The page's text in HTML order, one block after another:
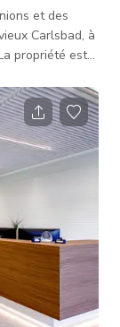
et des
Carlsbad, à
propriété est
arrière et
nombreux